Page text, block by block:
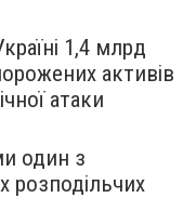
1,4 млрд
активів
атаки
один з
розподільчих